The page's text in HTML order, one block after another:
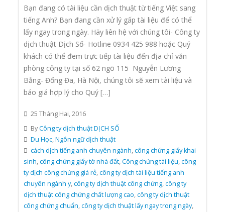
Bạn đang có tài liệu cần dịch thuật từ tiếng Việt sang
tiếng Anh? Bạn đang cần xử lý gấp tài liệu để có thể
lấy ngay trong ngày. Hãy liên hệ với chúng tôi- Công ty
dịch thuật Dịch Số- Hotline 0934 425 988 hoặc Quý
khách có thể đem trực tiếp tài liệu đến địa chỉ văn
phòng công ty tại số 62 ngõ 115 Nguyễn Lương
Bằng- Đống Đa, Hà Nội, chúng tôi sẽ xem tài liệu và
báo giá hợp lý cho Quý […]
25 Tháng Hai, 2016
ByCông ty dịch thuật DỊCH SỐ
Du Học,Ngôn ngữ dịch thuật
cách dịch tiếng anh chuyên ngành,công chứng giấy khai
sinh,công chứng giấy tờ nhà đất,Công chứng tài liệu,công
ty dịch công chứng giá rẻ,công ty dịch tài liệu tiếng anh
chuyên ngành y,công ty dịch thuật công chứng,công ty
dịch thuật công chứng chất lượng cao,công ty dịch thuật
công chứng chuẩn,công ty dịch thuật lấy ngay trong ngày,